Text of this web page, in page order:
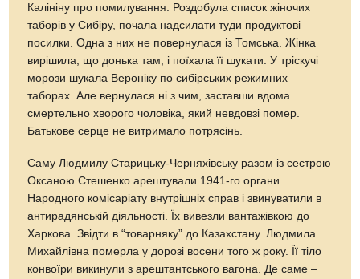
Калініну про помилування. Роздобула список жіночих
таборів у Сибіру, почала надсилати туди продуктові
посилки. Одна з них не повернулася із Томська. Жінка
вирішила, що донька там, і поїхала її шукати. У тріскучі
морози шукала Вероніку по сибірських режимних
таборах. Але вернулася ні з чим, заставши вдома
смертельно хворого чоловіка, який невдовзі помер.
Батькове серце не витримало потрясінь.
Саму Людмилу Старицьку-Черняхівську разом із сестрою
Оксаною Стешенко арештували 1941-го органи
Народного комісаріату внутрішніх справ і звинуватили в
антирадянській діяльності. Їх вивезли вантажівкою до
Харкова. Звідти в “товарняку” до Казахстану. Людмила
Михайлівна померла у дорозі восени того ж року. Її тіло
конвоїри викинули з арештантського вагона. Де саме –